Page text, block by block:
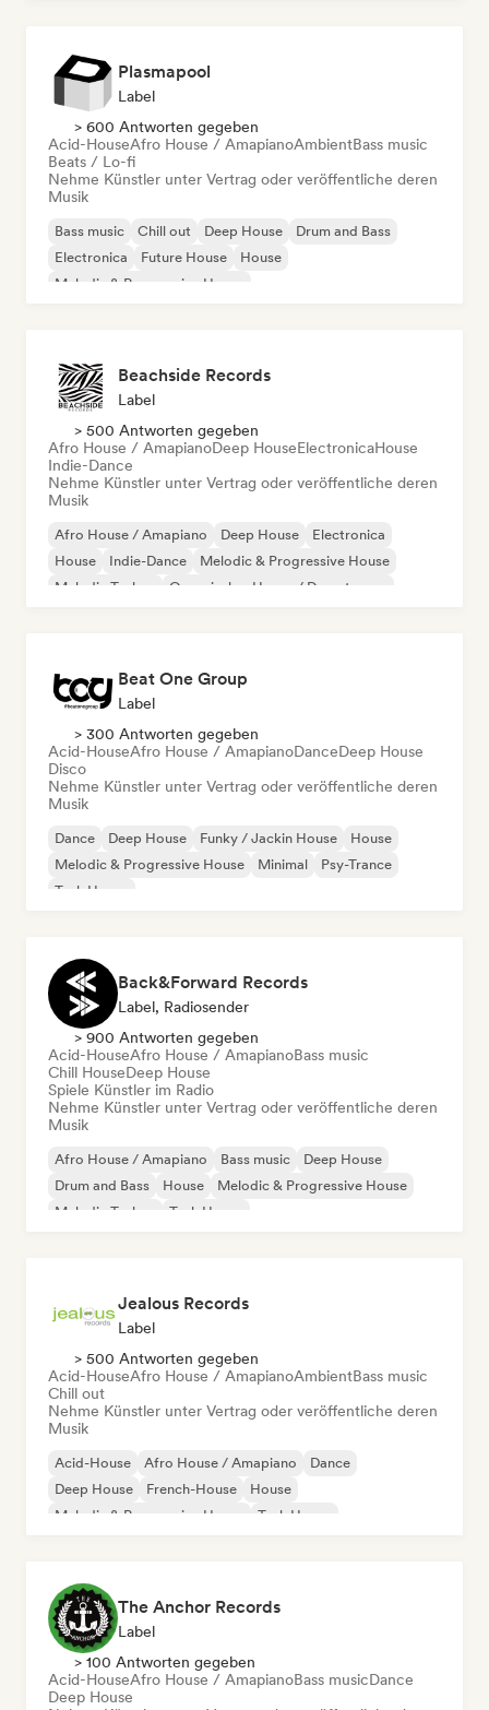
Plasmapool
Label
> 600 Antworten gegeben
Acid-HouseAfro House / AmapianoAmbientBass music
Beats / Lo-fi
Nehme Künstler unter Vertrag oder veröffentliche deren
Musik
Bass music Chill out Deep House
Drum and Bass
Electronica
Future House
House
Melodic & Progressive House
Beachside Records
Label
> 500 Antworten gegeben
Afro House / AmapianoDeep HouseElectronicaHouse
Indie-Dance
Nehme Künstler unter Vertrag oder veröffentliche deren
Musik
Afro House / Amapiano Deep House
Electronica
House
Indie-Dance
Melodic & Progressive House
Melodic Techno
Organischer House / Downtempo
Beat One Group
Label
> 300 Antworten gegeben
Acid-HouseAfro House / AmapianoDanceDeep House
Disco
Nehme Künstler unter Vertrag oder veröffentliche deren
Musik
Dance Deep House Funky / Jackin House
House
Melodic & Progressive House
Minimal
Psy-Trance
Tech House
Back&Forward Records
Label, Radiosender
> 900 Antworten gegeben
Acid-HouseAfro House / AmapianoBass music
Chill HouseDeep House
Spiele Künstler im Radio
Nehme Künstler unter Vertrag oder veröffentliche deren
Musik
Afro House / Amapiano Bass music
Deep House
Drum and Bass
House
Melodic & Progressive House
Melodic Techno
Tech House
Jealous Records
Label
> 500 Antworten gegeben
Acid-HouseAfro House / AmapianoAmbientBass music
Chill out
Nehme Künstler unter Vertrag oder veröffentliche deren
Musik
Acid-House Afro House / Amapiano
Dance
Deep House
French-House
House
Melodic & Progressive House
Tech House
The Anchor Records
Label
> 100 Antworten gegeben
Acid-HouseAfro House / AmapianoBass musicDance
Deep House